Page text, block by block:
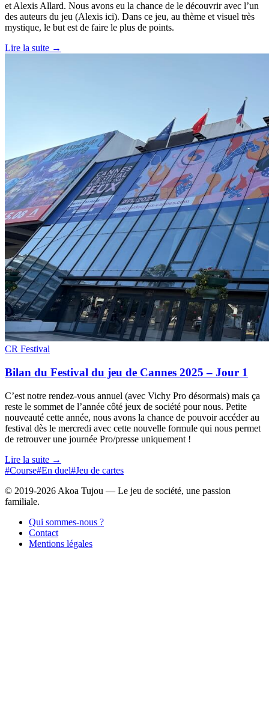
et Alexis Allard. Nous avons eu la chance de le découvrir avec l’un
des auteurs du jeu (Alexis ici). Dans ce jeu, au thème et visuel très
mystique, le but est de faire le plus de points.
Lire la suite →
CR Festival
Bilan du Festival du jeu de Cannes 2025 – Jour 1
C’est notre rendez-vous annuel (avec Vichy Pro désormais) mais ça
reste le sommet de l’année côté jeux de société pour nous. Petite
nouveauté cette année, nous avons la chance de pouvoir accéder au
festival dès le mercredi avec cette nouvelle formule qui nous permet
de retrouver une journée Pro/presse uniquement !
Lire la suite →
#Course#En duel#Jeu de cartes
© 2019-2026 Akoa Tujou — Le jeu de société, une passion
familiale.
Qui sommes-nous ?
Contact
Mentions légales